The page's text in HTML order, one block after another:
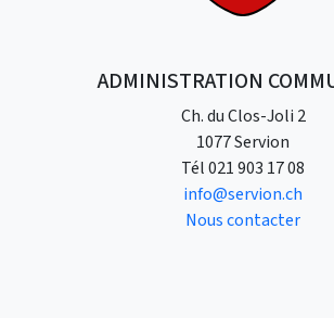
ADMINISTRATION
Ch. du Clos-Joli 2
1077 Servion
Tél021 903 17 08
info@servion.ch
Nous contacter